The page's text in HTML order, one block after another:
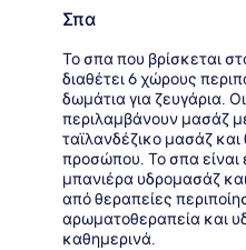
Σπα
Το σπα που βρίσκεται
διαθέτει 6 χώρους
δωμάτια για ζευγάρια.
περιλαμβάνουν μασάζ
ταϊλανδέζικο μασάζ
προσώπου. Το σπα είναι
μπανιέρα υδρομασάζ
από θεραπείες
αρωματοθεραπεία και
καθημερινά.